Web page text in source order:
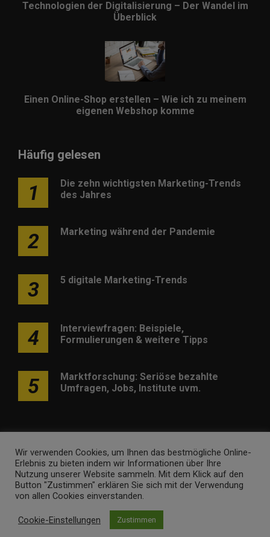
Technologien der Digitalisierung – Der Wandel im
Überblick
Einen Online-Shop erstellen – Wie ich zu meinem
eigenen Webshop komme
Häufig gelesen
1
Die zehn wichtigsten Marketing-Trends
des Jahres
2 Marketing während der Pandemie
3 5 digitale Marketing-Trends
4
Interviewfragen: Beispiele,
Formulierungen & weitere Tipps
5
Marktforschung: Seriöse bezahlte
Umfragen, Jobs, Institute uvm.
Werben Kontakt Impressum Newsletter
marketing-trendinformationen.de • Marken- und
Volo Media.
Wir verwenden Cookies, um Ihnen das bestmögliche Online-
Erlebnis zu bieten indem wir Informationen über Ihre
Nutzung unserer Website sammeln. Mit dem Klick auf den
Button "Zustimmen" erklären Sie sich mit der Verwendung
von allen Cookies einverstanden.
Cookie-Einstellungen Zustimmen